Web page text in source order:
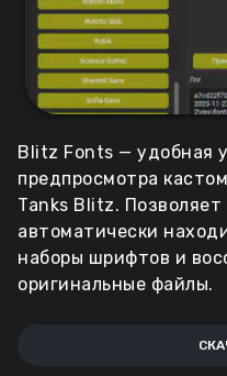
Blitz Fonts — удобная
предпросмотра
Tanks Blitz. Позволяет
автоматически
наборы шрифтов и
оригинальные файлы.